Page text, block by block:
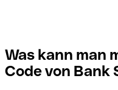
Was kann man
Code von Bank